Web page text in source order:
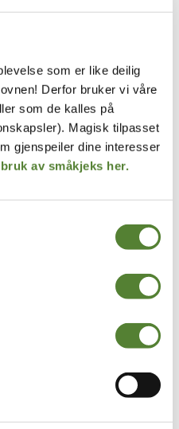
som er like deilig
Derfor bruker vi våre
som de kalles på
Magisk tilpasset
gjenspeiler dine interesser
av småkjeks her.
i Dyreparken?
for
jeg/mottaker
og når kan man